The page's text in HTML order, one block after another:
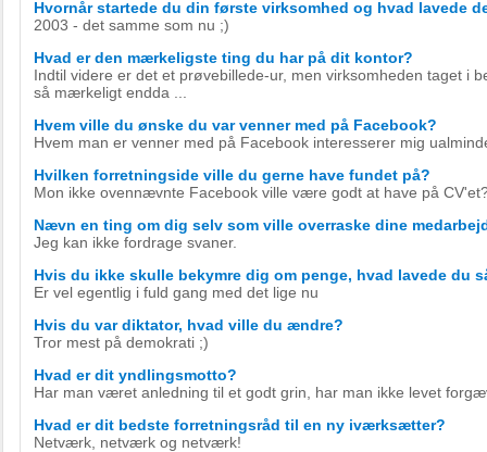
Hvornår startede du din første virksomhed og hvad lavede
2003 - det samme som nu ;)
Hvad er den mærkeligste ting du har på dit kontor?
Indtil videre er det et prøvebillede-ur, men virksomheden taget i
så mærkeligt endda ...
Hvem ville du ønske du var venner med på Facebook?
Hvem man er venner med på Facebook interesserer mig
Hvilken forretningside ville du gerne have fundet på?
Mon ikke ovennævnte Facebook ville være godt at have på
Nævn en ting om dig selv som ville overraske dine
Jeg kan ikke fordrage svaner.
Hvis du ikke skulle bekymre dig om penge, hvad lavede du
Er vel egentlig i fuld gang med det lige nu
Hvis du var diktator, hvad ville du ændre?
Tror mest på demokrati ;)
Hvad er dit yndlingsmotto?
Har man været anledning til et godt grin, har man ikke levet
Hvad er dit bedste forretningsråd til en ny iværksætter?
Netværk, netværk og netværk!